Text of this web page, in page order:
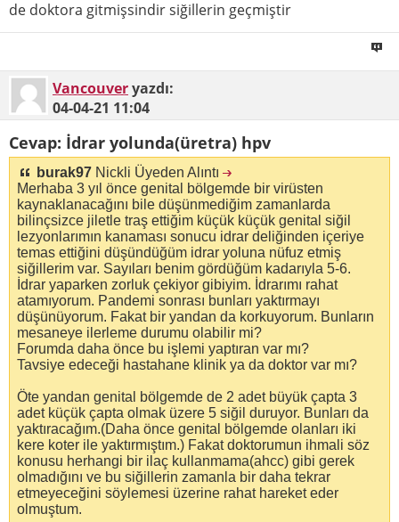
de doktora gitmişsindir siğillerin geçmiştir
Vancouveryazdı:
04-04-21 11:04
Cevap: İdrar yolunda(üretra) hpv
burak97 Nickli Üyeden Alıntı
Merhaba 3 yıl önce genital bölgemde bir virüsten
kaynaklanacağını bile düşünmediğim zamanlarda
bilinçsizce jiletle traş ettiğim küçük küçük genital siğil
lezyonlarımın kanaması sonucu idrar deliğinden içeriye
temas ettiğini düşündüğüm idrar yoluna nüfuz etmiş
siğillerim var. Sayıları benim gördüğüm kadarıyla 5-6.
İdrar yaparken zorluk çekiyor gibiyim. İdrarımı rahat
atamıyorum. Pandemi sonrası bunları yaktırmayı
düşünüyorum. Fakat bir yandan da korkuyorum. Bunların
mesaneye ilerleme durumu olabilir mi?
Forumda daha önce bu işlemi yaptıran var mı?
Tavsiye edeceği hastahane klinik ya da doktor var mı?
Öte yandan genital bölgemde de 2 adet büyük çapta 3
adet küçük çapta olmak üzere 5 siğil duruyor. Bunları da
yaktıracağım.(Daha önce genital bölgemde olanları iki
kere koter ile yaktırmıştım.) Fakat doktorumun ihmali söz
konusu herhangi bir ilaç kullanmama(ahcc) gibi gerek
olmadığını ve bu siğillerin zamanla bir daha tekrar
etmeyeceğini söylemesi üzerine rahat hareket eder
olmuştum.